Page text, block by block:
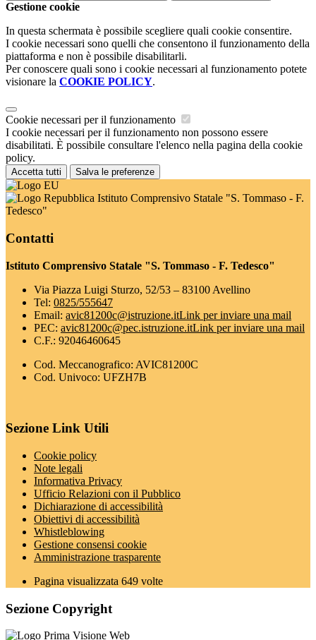
Gestione cookie
In questa schermata è possibile scegliere quali cookie consentire.
I cookie necessari sono quelli che consentono il funzionamento della
piattaforma e non è possibile disabilitarli.
Per conoscere quali sono i cookie necessari al funzionamento potete
visionare la COOKIE POLICY.
Cookie necessari per il funzionamento
I cookie necessari per il funzionamento non possono essere
disabilitati. È possibile consultare l'elenco nella pagina della cookie
policy.
Accetta tutti Salva le preferenze
Istituto Comprensivo Statale "S. Tommaso - F.
Tedesco"
Contatti
Istituto Comprensivo Statale "S. Tommaso - F. Tedesco"
Via Piazza Luigi Sturzo, 52/53 – 83100 Avellino
Tel: 0825/555647
Email: avic81200c@istruzione.itLink per inviare una mail
PEC: avic81200c@pec.istruzione.itLink per inviare una mail
C.F.: 92046460645
Cod. Meccanografico: AVIC81200C
Cod. Univoco: UFZH7B
Sezione Link Utili
Cookie policy
Note legali
Informativa Privacy
Ufficio Relazioni con il Pubblico
Dichiarazione di accessibilità
Obiettivi di accessibilità
Whistleblowing
Gestione consensi cookie
Amministrazione trasparente
Pagina visualizzata 649 volte
Sezione Copyright